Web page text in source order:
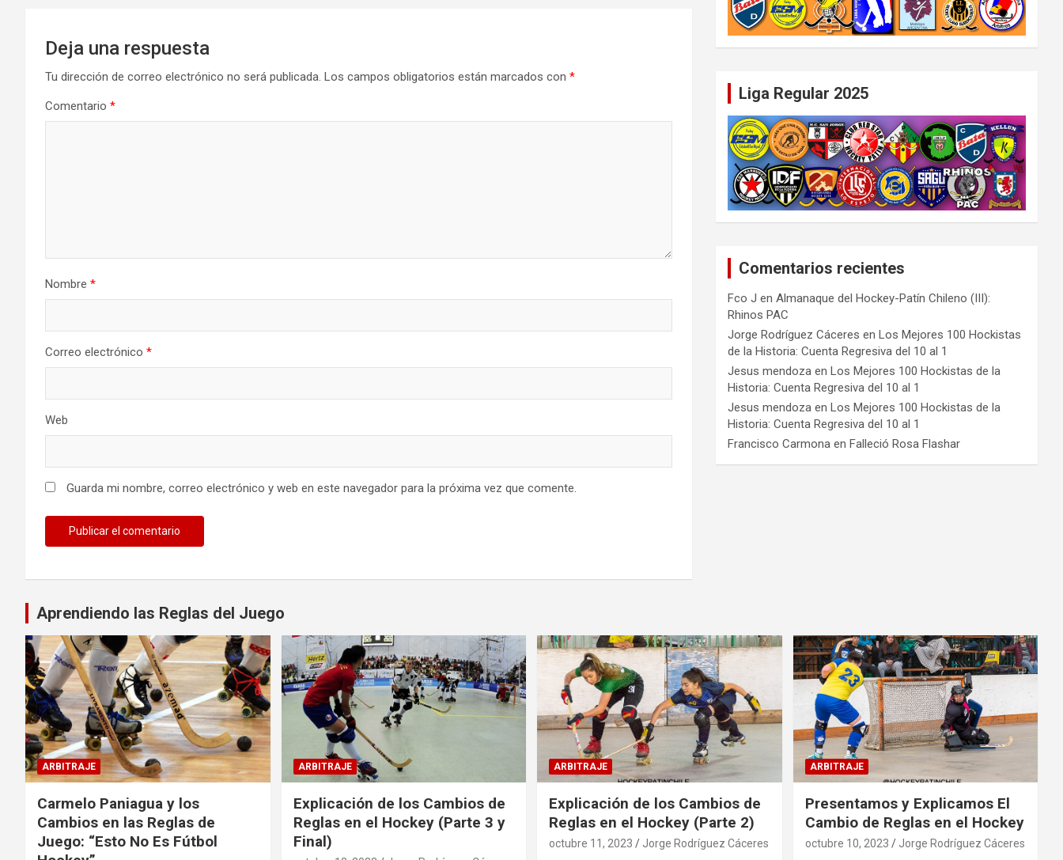
Deja una respuesta
Tu dirección de correo electrónico no será publicada. Los campos obligatorios están marcados con *
Comentario *
Nombre *
Correo electrónico *
Web
Guarda mi nombre, correo electrónico y web en este navegador para la próxima vez que comente.
Liga Regular 2025
Comentarios recientes
Fco J enAlmanaque del Hockey-Patín Chileno (III):
Rhinos PAC
Jorge Rodríguez Cáceres enLos Mejores 100 Hockistas
de la Historia: Cuenta Regresiva del 10 al 1
Jesus mendoza enLos Mejores 100 Hockistas de la
Historia: Cuenta Regresiva del 10 al 1
Jesus mendoza enLos Mejores 100 Hockistas de la
Historia: Cuenta Regresiva del 10 al 1
Francisco Carmona enFalleció Rosa Flashar
Aprendiendo las Reglas del Juego
ARBITRAJE
Carmelo Paniagua y los
Cambios en las Reglas de
Juego: “Esto No Es Fútbol
ARBITRAJE
Explicación de los Cambios de
Reglas en el Hockey (Parte 3 y
Final)
ARBITRAJE
Explicación de los Cambios de
Reglas en el Hockey (Parte 2)
octubre 11, 2023 Jorge Rodríguez Cáceres
ARBITRAJE
Presentamos y Explicamos El
Cambio de Reglas en el Hockey
octubre 10, 2023 Jorge Rodríguez Cáceres